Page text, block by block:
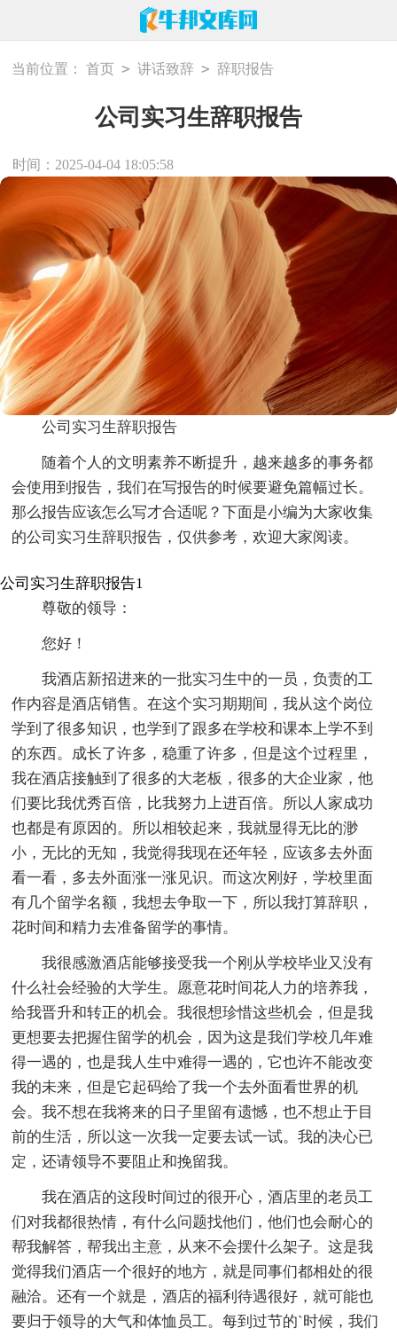
当前位置： 首页 > 讲话致辞 > 辞职报告
公司实习生辞职报告
时间：2025-04-04 18:05:58
公司实习生辞职报告
随着个人的文明素养不断提升，越来越多的事务都
会使用到报告，我们在写报告的时候要避免篇幅过长。
那么报告应该怎么写才合适呢？下面是小编为大家收集
的公司实习生辞职报告，仅供参考，欢迎大家阅读。
公司实习生辞职报告1
尊敬的领导：
您好！
我酒店新招进来的一批实习生中的一员，负责的工
作内容是酒店销售。在这个实习期期间，我从这个岗位
学到了很多知识，也学到了跟多在学校和课本上学不到
的东西。成长了许多，稳重了许多，但是这个过程里，
我在酒店接触到了很多的大老板，很多的大企业家，他
们要比我优秀百倍，比我努力上进百倍。所以人家成功
也都是有原因的。所以相较起来，我就显得无比的渺
小，无比的无知，我觉得我现在还年轻，应该多去外面
看一看，多去外面涨一涨见识。而这次刚好，学校里面
有几个留学名额，我想去争取一下，所以我打算辞职，
花时间和精力去准备留学的事情。
我很感激酒店能够接受我一个刚从学校毕业又没有
什么社会经验的大学生。愿意花时间花人力的培养我，
给我晋升和转正的机会。我很想珍惜这些机会，但是我
更想要去把握住留学的机会，因为这是我们学校几年难
得一遇的，也是我人生中难得一遇的，它也许不能改变
我的未来，但是它起码给了我一个去外面看世界的机
会。我不想在我将来的日子里留有遗憾，也不想止于目
前的生活，所以这一次我一定要去试一试。我的决心已
定，还请领导不要阻止和挽留我。
我在酒店的这段时间过的很开心，酒店里的老员工
们对我都很热情，有什么问题找他们，他们也会耐心的
帮我解答，帮我出主意，从来不会摆什么架子。这是我
觉得我们酒店一个很好的地方，就是同事们都相处的很
融洽。还有一个就是，酒店的福利待遇很好，就可能也
要归于领导的大气和体恤员工。每到过节的`时候，我们